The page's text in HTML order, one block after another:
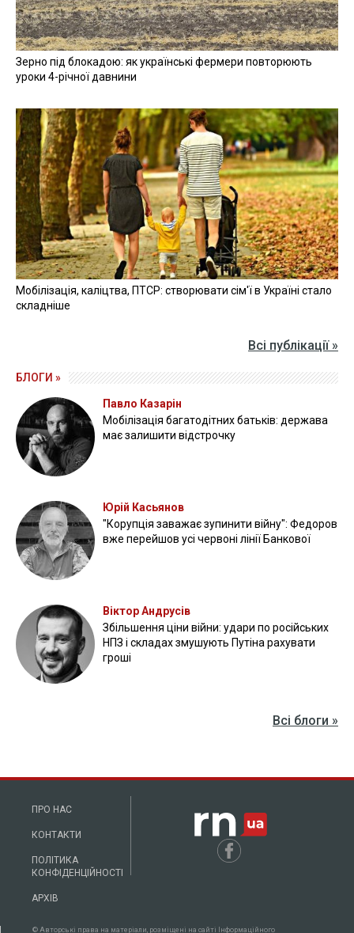
ВІДЕО »
27 квітня 2026
Прикордонники показали знищення ворожої техніки та
ліквідацію групи окупантів
20 квітня 2026
"Молній" на Харківщині
07 серпня 2025
Бійці "Фенікса" ліквідували піхоту й бронетехніку ворога на
ПУБЛІКАЦІЇ »